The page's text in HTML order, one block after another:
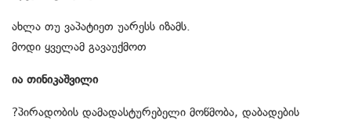
ახლა თუ ვაპატიეთ უარესს იზამს.
მოდი ყველამ გავაუქმოთ
ია თინიკაშვილი
?პირადობის დამადასტურებელი მოწმობა, დაბადების